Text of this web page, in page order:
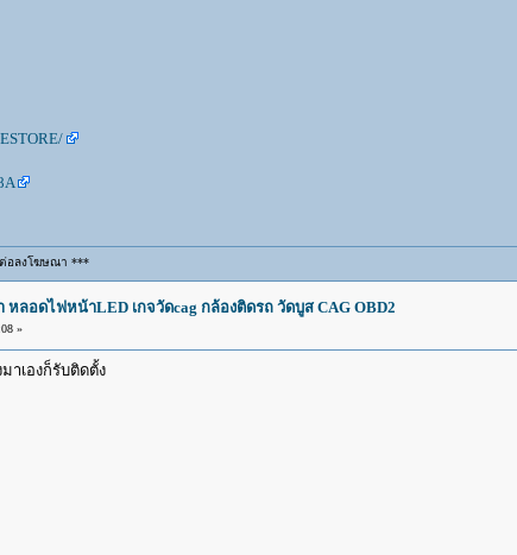
อลงโฆษณา ***
หลอดไฟหน้าLED เกจวัดcag กล้องติดรถ วัดบูส CAG OBD2
»
าเองก็รับติดตั้ง